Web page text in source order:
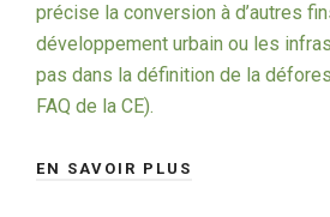
précise la conversion à d’autres
développement urbain ou les
pas dans la définition de la
FAQ de la CE).
EN SAVOIR PLUS